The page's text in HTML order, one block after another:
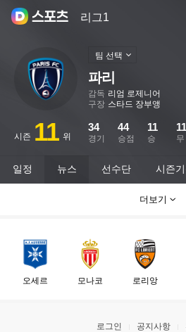
리그1
파리
감독 리엄 로제니어
구장 스타드 장부앵
시즌 11 위 경기
34
승점
44
승
11
무
11
팀 선택
일정 뉴스 선수단 시즌
더보기
오세르 모나코 로리앙
로그인 공지사항